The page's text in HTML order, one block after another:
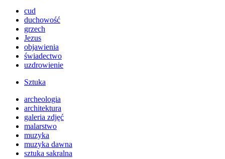
cud
duchowość
grzech
Jezus
objawienia
świadectwo
uzdrowienie
Sztuka
archeologia
architektura
galeria zdjęć
malarstwo
muzyka
muzyka dawna
sztuka sakralna